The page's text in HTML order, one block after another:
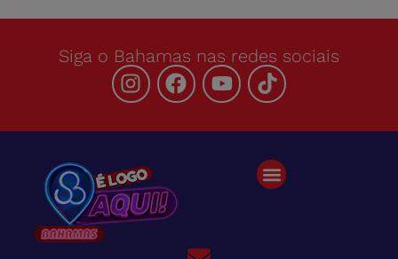
Siga o Bahamas nas redes sociais